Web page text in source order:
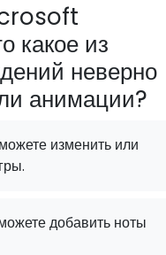
какое из
неверно
анимации?
изменить или
добавить ноты